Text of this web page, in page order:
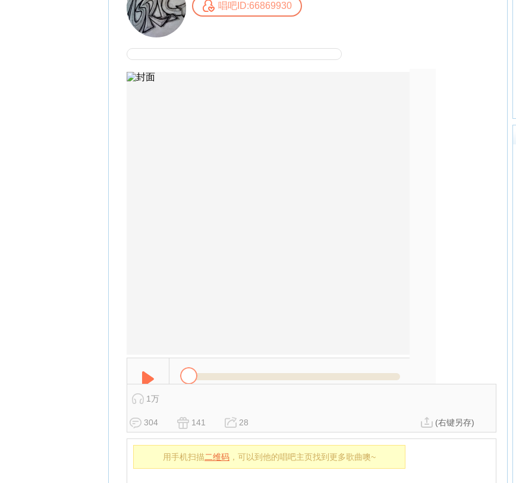
唱吧ID:66869930
1万
304 141 28 (右键另存)
用手机扫描二维码 ，可以到他的唱吧主页找到更多歌曲噢~